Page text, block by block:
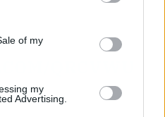
of my
my
Advertising.
QRCVWU